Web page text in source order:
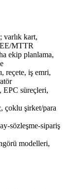
varlık kart,
MTTR
ekip planlama,
reçete, iş emri,
süreçleri,
çoklu şirket/para
sözleşme-sipariş
modelleri,